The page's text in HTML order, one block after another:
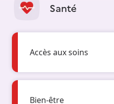
Santé
Accès aux soins
Bien-être